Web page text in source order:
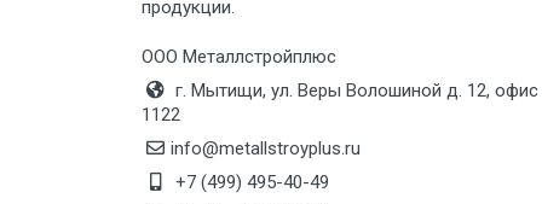
Груз до 6 м, вес до 10 тн
Груз до 12 м, вес до 20 тн
Манипулятор до 6 м, вес до 5 тн
продукции.
ООО Металлстройплюс
г. Мытищи, ул. Веры Волошиной д. 12, офис
1122
info@metallstroyplus.ru
+7 (499) 495-40-49